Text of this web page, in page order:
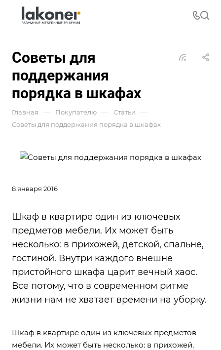
Советы для
поддержания
порядка в шкафах
Главная — Покупателю — Статьи —
Советы для поддержания порядка в шкафах
8 января 2016
Шкаф в квартире один из ключевых
предметов мебели. Их может быть
несколько: в прихожей, детской, спальне,
гостиной. Внутри каждого внешне
пристойного шкафа царит вечный хаос.
Все потому, что в современном ритме
жизни нам не хватает времени на уборку.
Шкаф в квартире один из ключевых предметов
мебели. Их может быть несколько: в прихожей,